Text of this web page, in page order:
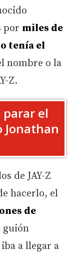
por miles de
tenía el
nombre o la
Z.
parar el
Jonathan
de JAY-Z
hacerlo, el
de
guión
a llegar a